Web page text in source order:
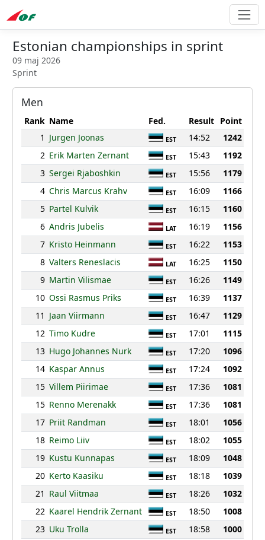
Estonian championships in sprint
09 maj 2026
Sprint
Men
Rank Name Fed. Result
Point
1 Jurgen Joonas EST 14:52
1242
2 Erik Marten Zernant EST 15:43
1192
3 Sergei Rjaboshkin EST 15:56
1179
4 Chris Marcus Krahv EST 16:09
1166
5 Partel Kulvik EST 16:15
1160
6 Andris Jubelis LAT 16:19
1156
7 Kristo Heinmann EST 16:22
1153
8 Valters Reneslacis LAT 16:25
1150
9 Martin Vilismae EST 16:26
1149
10 Ossi Rasmus Priks EST 16:39
1137
11 Jaan Viirmann EST 16:47
1129
12 Timo Kudre EST 17:01
1115
13 Hugo Johannes Nurk EST 17:20
1096
14 Kaspar Annus EST 17:24
1092
15 Villem Piirimae EST 17:36
1081
15 Renno Merenakk EST 17:36
1081
17 Priit Randman EST 18:01
1056
18 Reimo Liiv EST 18:02
1055
19 Kustu Kunnapas EST 18:09
1048
20 Kerto Kaasiku EST 18:18
1039
21 Raul Viitmaa EST 18:26
1032
22 Kaarel Hendrik Zernant EST 18:50
1008
23 Uku Trolla EST 18:58
1000